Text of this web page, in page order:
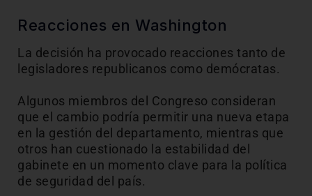
Reacciones en Washington
La decisión ha provocado reacciones tanto de
legisladores republicanos como demócratas.
Algunos miembros del Congreso consideran
que el cambio podría permitir una nueva etapa
en la gestión del departamento, mientras que
otros han cuestionado la estabilidad del
gabinete en un momento clave para la política
de seguridad del país.